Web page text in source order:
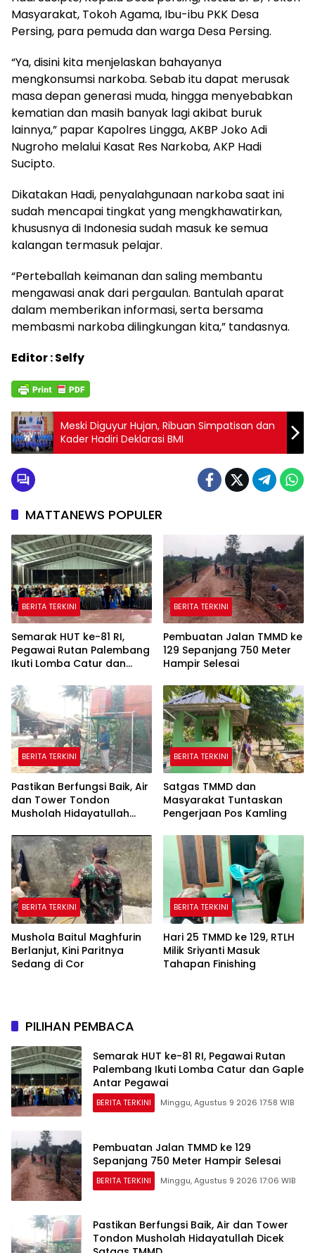
Masyarakat, Tokoh Agama, Ibu-ibu PKK Desa
Persing, para pemuda dan warga Desa Persing.
“Ya, disini kita menjelaskan bahayanya
mengkonsumsi narkoba. Sebab itu dapat merusak
masa depan generasi muda, hingga menyebabkan
kematian dan masih banyak lagi akibat buruk
lainnya,” papar Kapolres Lingga, AKBP Joko Adi
Nugroho melalui Kasat Res Narkoba, AKP Hadi
Sucipto.
Dikatakan Hadi, penyalahgunaan narkoba saat ini
sudah mencapai tingkat yang mengkhawatirkan,
khususnya di Indonesia sudah masuk ke semua
kalangan termasuk pelajar.
“Perteballah keimanan dan saling membantu
mengawasi anak dari pergaulan. Bantulah aparat
dalam memberikan informasi, serta bersama
membasmi narkoba dilingkungan kita,” tandasnya.
Editor : Selfy
Meski Diguyur Hujan, Ribuan Simpatisan dan
Kader Hadiri Deklarasi BMI
MATTANEWS POPULER
BERITA TERKINI
Semarak HUT ke-81 RI,
Pegawai Rutan Palembang
Ikuti Lomba Catur dan
BERITA TERKINI
Pembuatan Jalan TMMD ke
129 Sepanjang 750 Meter
Hampir Selesai
BERITA TERKINI
Pastikan Berfungsi Baik, Air
dan Tower Tondon
Musholah Hidayatullah
BERITA TERKINI
Satgas TMMD dan
Masyarakat Tuntaskan
Pengerjaan Pos Kamling
BERITA TERKINI
Mushola Baitul Maghfurin
Berlanjut, Kini Paritnya
Sedang di Cor
BERITA TERKINI
Hari 25 TMMD ke 129, RTLH
Milik Sriyanti Masuk
Tahapan Finishing
PILIHAN PEMBACA
Semarak HUT ke-81 RI, Pegawai Rutan
Palembang Ikuti Lomba Catur dan Gaple
Antar Pegawai
BERITA TERKINI Minggu, Agustus 9 2026 17:58 WIB
Pembuatan Jalan TMMD ke 129
Sepanjang 750 Meter Hampir Selesai
BERITA TERKINI Minggu, Agustus 9 2026 17:06 WIB
Pastikan Berfungsi Baik, Air dan Tower
Tondon Musholah Hidayatullah Dicek